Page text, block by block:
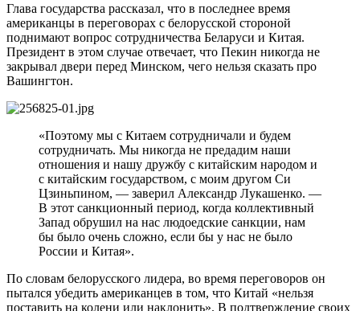
Глава государства рассказал, что в последнее время
американцы в переговорах с белорусской стороной
поднимают вопрос сотрудничества Беларуси и Китая.
Президент в этом случае отвечает, что Пекин никогда не
закрывал двери перед Минском, чего нельзя сказать про
Вашингтон.
«Поэтому мы с Китаем сотрудничали и будем
сотрудничать. Мы никогда не предадим наши
отношения и нашу дружбу с китайским народом и
с китайским государством, с моим другом Си
Цзиньпином, — заверил Александр Лукашенко. —
В этот санкционный период, когда коллективный
Запад обрушил на нас людоедские санкции, нам
бы было очень сложно, если бы у нас не было
России и Китая».
По словам белорусского лидера, во время переговоров он
пытался убедить американцев в том, что Китай «нельзя
поставить на колени или наклонить». В подтверждение своих